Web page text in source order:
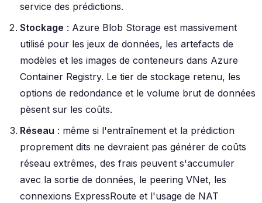
service des prédictions.
Stockage : Azure Blob Storage est massivement
utilisé pour les jeux de données, les artefacts de
modèles et les images de conteneurs dans Azure
Container Registry. Le tier de stockage retenu, les
options de redondance et le volume brut de données
pèsent sur les coûts.
Réseau : même si l'entraînement et la prédiction
proprement dits ne devraient pas générer de coûts
réseau extrêmes, des frais peuvent s'accumuler
avec la sortie de données, le peering VNet, les
connexions ExpressRoute et l'usage de NAT